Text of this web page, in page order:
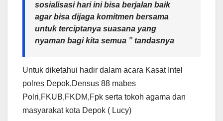
sosialisasi hari ini bisa berjalan baik
agar bisa dijaga komitmen bersama
untuk terciptanya suasana yang
nyaman bagi kita semua ” tandasnya
Untuk diketahui hadir dalam acara Kasat Intel
polres Depok,Densus 88 mabes
Polri,FKUB,FKDM,Fpk serta tokoh agama dan
masyarakat kota Depok ( Lucy)